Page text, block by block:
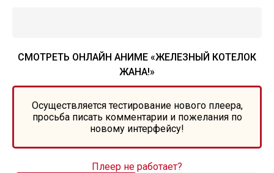
СМОТРЕТЬ ОНЛАЙН АНИМЕ «ЖЕЛЕЗНЫЙ КОТЕЛОК
ЖАНА!»
Осуществляется тестирование нового плеера,
просьба писать комментарии и пожелания по
новому интерфейсу!
Плеер не работает?